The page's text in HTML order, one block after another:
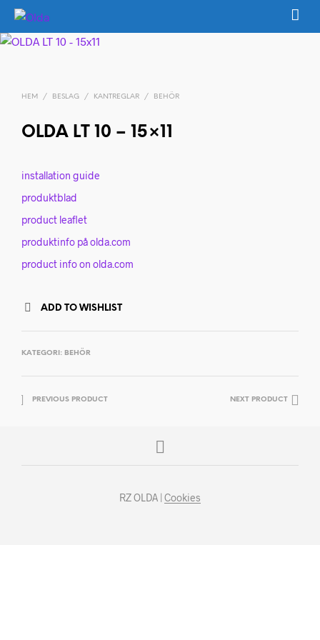
HEM / BESLAG / KANTREGLAR / BEHÖR
OLDA LT 10 – 15×11
installation guide
produktblad
product leaflet
produktinfo på olda.com
product info on olda.com
ADD TO WISHLIST
KATEGORI: BEHÖR
PREVIOUS PRODUCT NEXT PRODUCT
RZ OLDA | Cookies